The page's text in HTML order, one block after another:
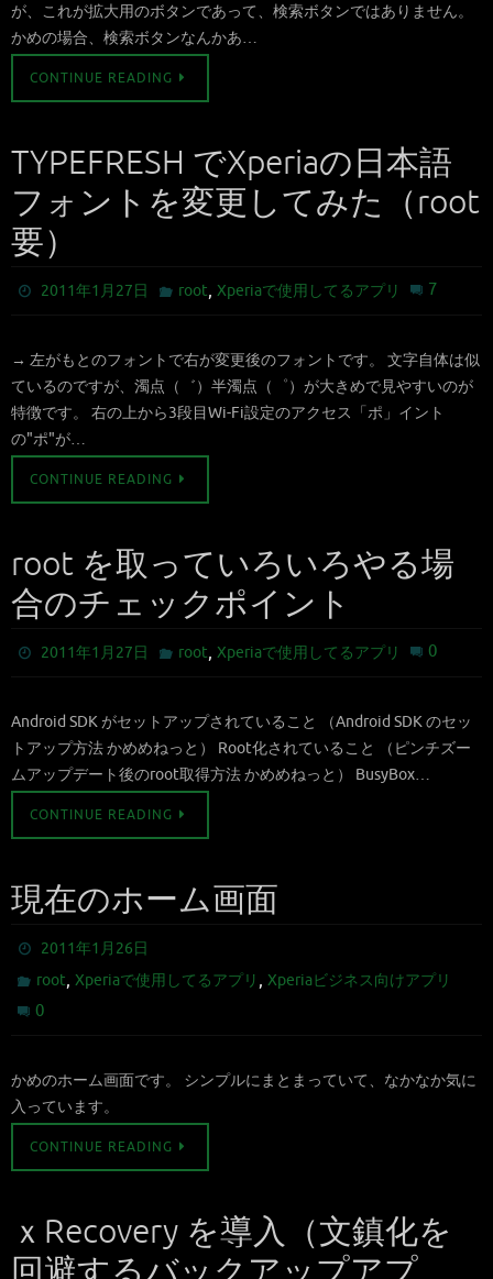
が、これが拡大用のボタンであって、検索ボタンではありません。
かめの場合、検索ボタンなんかあ…
CONTINUE READING
TYPEFRESH でXperiaの日本語
フォントを変更してみた（root
要）
2011年1月27日 root, Xperiaで使用してるアプリ 7
→ 左がもとのフォントで右が変更後のフォントです。 文字自体は似
ているのですが、濁点（゛）半濁点（゜）が大きめで見やすいのが
特徴です。 右の上から3段目Wi-Fi設定のアクセス「ポ」イント
の"ポ"が…
CONTINUE READING
root を取っていろいろやる場
合のチェックポイント
2011年1月27日 root, Xperiaで使用してるアプリ 0
Android SDK がセットアップされていること （Android SDK のセッ
トアップ方法 かめめねっと） Root化されていること （ピンチズー
ムアップデート後のroot取得方法 かめめねっと） BusyBox…
CONTINUE READING
現在のホーム画面
2011年1月26日
root,Xperiaで使用してるアプリ ,Xperiaビジネス向けアプリ
0
かめのホーム画面です。 シンプルにまとまっていて、なかなか気に
入っています。
CONTINUE READING
ｘRecovery を導入（文鎮化を